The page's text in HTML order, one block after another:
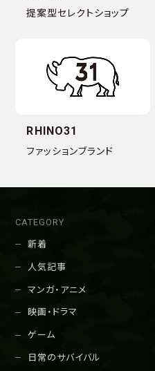
提案型セレクトショップ
RHINO31
ファッションブランド
CATEGORY
新着
人気記事
マンガ・アニメ
映画・ドラマ
ゲーム
日常のサバイバル